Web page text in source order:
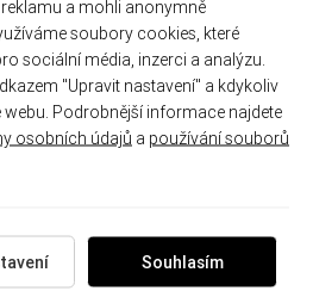
( se zapínáním 4.3 cm ) x 0.8 cm
ZOBRAZENÉ
a mohli anonymně
soubory cookies, které
sociální média, inzerci a analýzu.
"Upravit nastavení" a kdykoliv
webu. Podrobnější informace najdete
osobních údajů a používání souborů
Souhlasím